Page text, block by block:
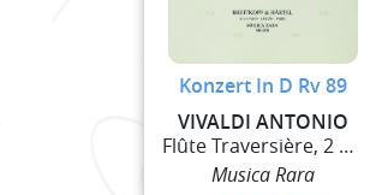
Konzert In D Rv 89
VIVALDI ANTONIO
Flûte Traversière, 2 Violons et Basse Continue
Musica Rara